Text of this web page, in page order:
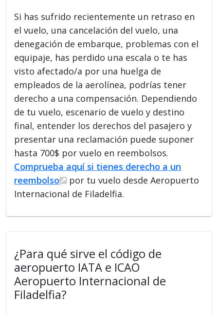
Si has sufrido recientemente un retraso en
el vuelo, una cancelación del vuelo, una
denegación de embarque, problemas con el
equipaje, has perdido una escala o te has
visto afectado/a por una huelga de
empleados de la aerolínea, podrías tener
derecho a una compensación. Dependiendo
de tu vuelo, escenario de vuelo y destino
final, entender los derechos del pasajero y
presentar una reclamación puede suponer
hasta 700$ por vuelo en reembolsos.
Comprueba aquí si tienes derecho a un
reembolso
por tu vuelo desde Aeropuerto
Internacional de Filadelfia.
¿Para qué sirve el código de
aeropuerto IATA e ICAO
Aeropuerto Internacional de
Filadelfia?